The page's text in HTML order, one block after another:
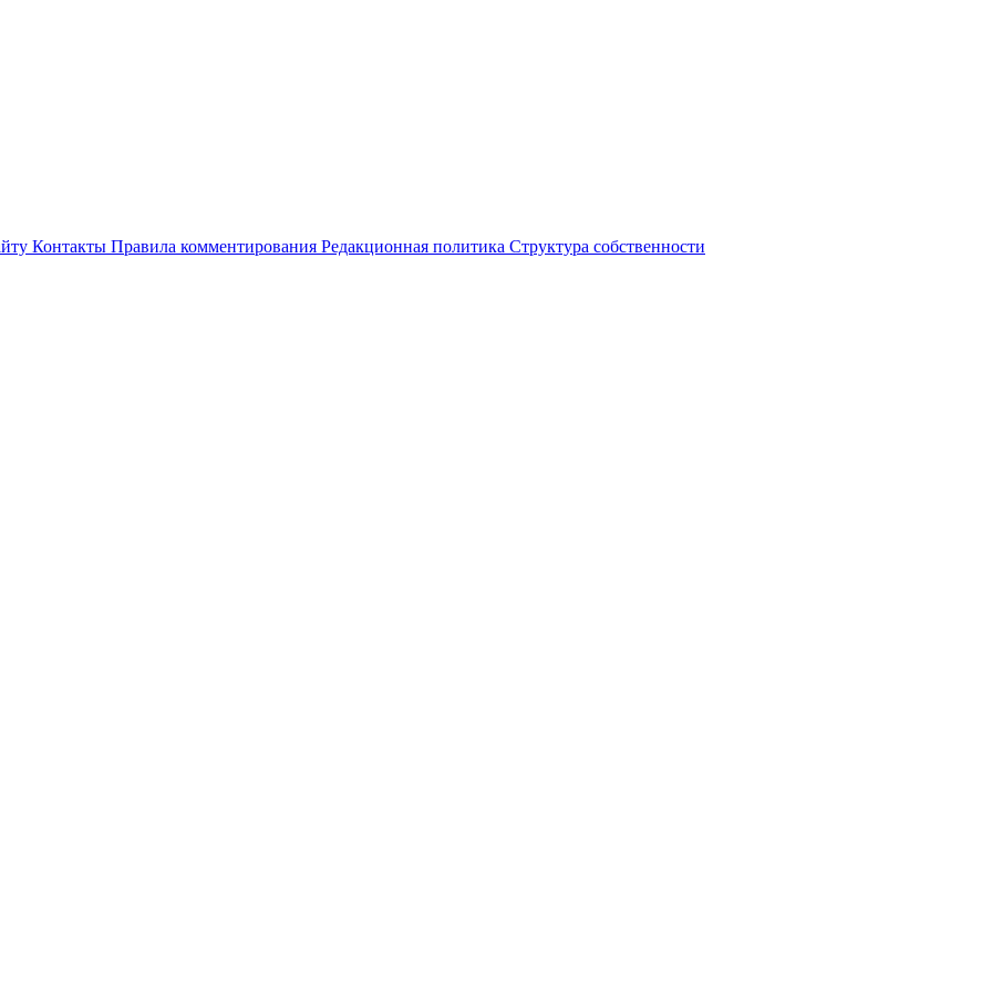
Контакты Правила комментирования Редакционная политика Структура собственности